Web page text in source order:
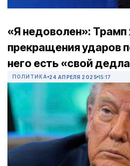
«Я недоволен»:
прекращения ударов
него есть «свой
ПОЛИТИКА 24 АПРЕЛЯ 2025 15:17